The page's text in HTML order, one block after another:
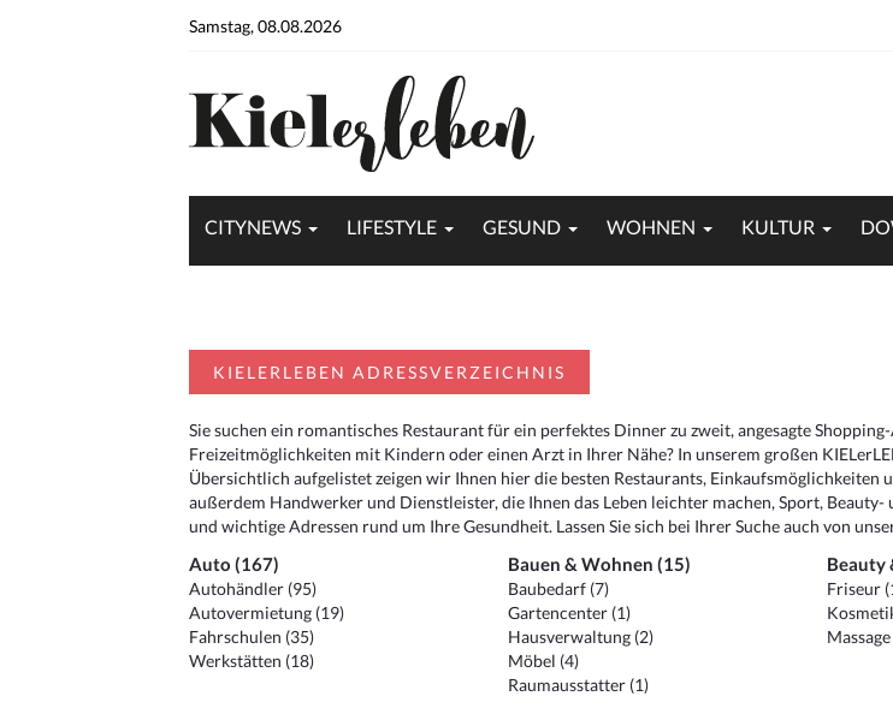
Samstag, 08.08.2026
CITYNEWS LIFESTYLE GESUND WOHNEN KULTUR
KIELERLEBEN ADRESSVERZEICHNIS
Sie suchen ein romantisches Restaurant für ein perfektes Dinner zu zweit, angesagte
Freizeitmöglichkeiten mit Kindern oder einen Arzt in Ihrer Nähe? In unserem großen
Übersichtlich aufgelistet zeigen wir Ihnen hier die besten Restaurants, Einkaufsmöglichkeiten
außerdem Handwerker und Dienstleister, die Ihnen das Leben leichter machen, Sport,
und wichtige Adressen rund um Ihre Gesundheit. Lassen Sie sich bei Ihrer Suche auch von
Auto (167)
Autohändler (95)
Autovermietung (19)
Fahrschulen (35)
Werkstätten (18)
Bauen & Wohnen (15)
Baubedarf (7)
Gartencenter (1)
Hausverwaltung (2)
Möbel (4)
Raumausstatter (1)
Beauty
Friseur